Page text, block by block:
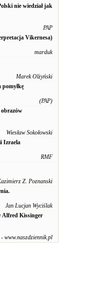
nie wiedział jak
PAP
Vikernesa)
marduk
Marek Olżyński
pomyłkę
(PAP)
Wiesław Sokołowski
Izraela
RMF
Z. Poznanski
Jan Lucjan Wyciślak
Alfred Kissinger
www.naszdziennik.pl